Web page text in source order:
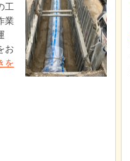
工
業
お
を